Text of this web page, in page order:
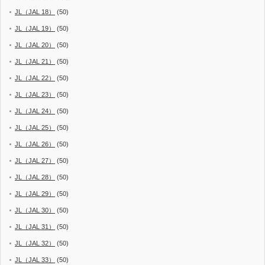
JL（JAL 18） (50)
JL（JAL 19） (50)
JL（JAL 20） (50)
JL（JAL 21） (50)
JL（JAL 22） (50)
JL（JAL 23） (50)
JL（JAL 24） (50)
JL（JAL 25） (50)
JL（JAL 26） (50)
JL（JAL 27） (50)
JL（JAL 28） (50)
JL（JAL 29） (50)
JL（JAL 30） (50)
JL（JAL 31） (50)
JL（JAL 32） (50)
JL（JAL 33） (50)